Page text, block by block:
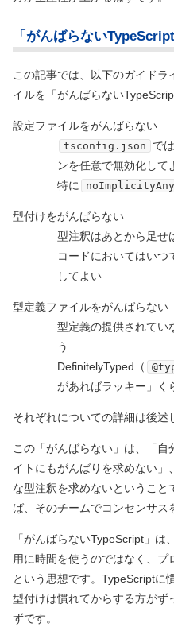
「がんばらない
この記事では、以下のガイドラ
イルを「がんばらない
設定ファイルをがんばらない
tsconfig.json
で
ンを任意で無効化して
特に
noImplicityAny
型付けをがんばらない
型注釈はあとから足せ
コードにおいてはいつ
してよい
型定義ファイルをがんばらない
型定義の提供されてい
う
DefinitelyTyped （
があればラッキー」く
それぞれについての詳細は後述
この「がんばらない」は、「自
イトにもがんばりを求めない
な型注釈を求めないというこ
ば、そのチームでコンセンサス
「がんばらないTypeScript」
用に時間を使うのではなく、プ
という思想です。TypeScriptに
型付けは慣れてからする方がず
ずです。